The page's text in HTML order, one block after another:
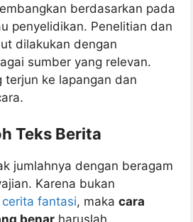
berdasarkan pada
penyelidikan. Penelitian dan
dilakukan dengan
sumber yang relevan.
terjun ke lapangan dan
Teks Berita
jumlahnya dengan beragam
Karena bukan
cerita fantasi, maka cara
benar haruslah